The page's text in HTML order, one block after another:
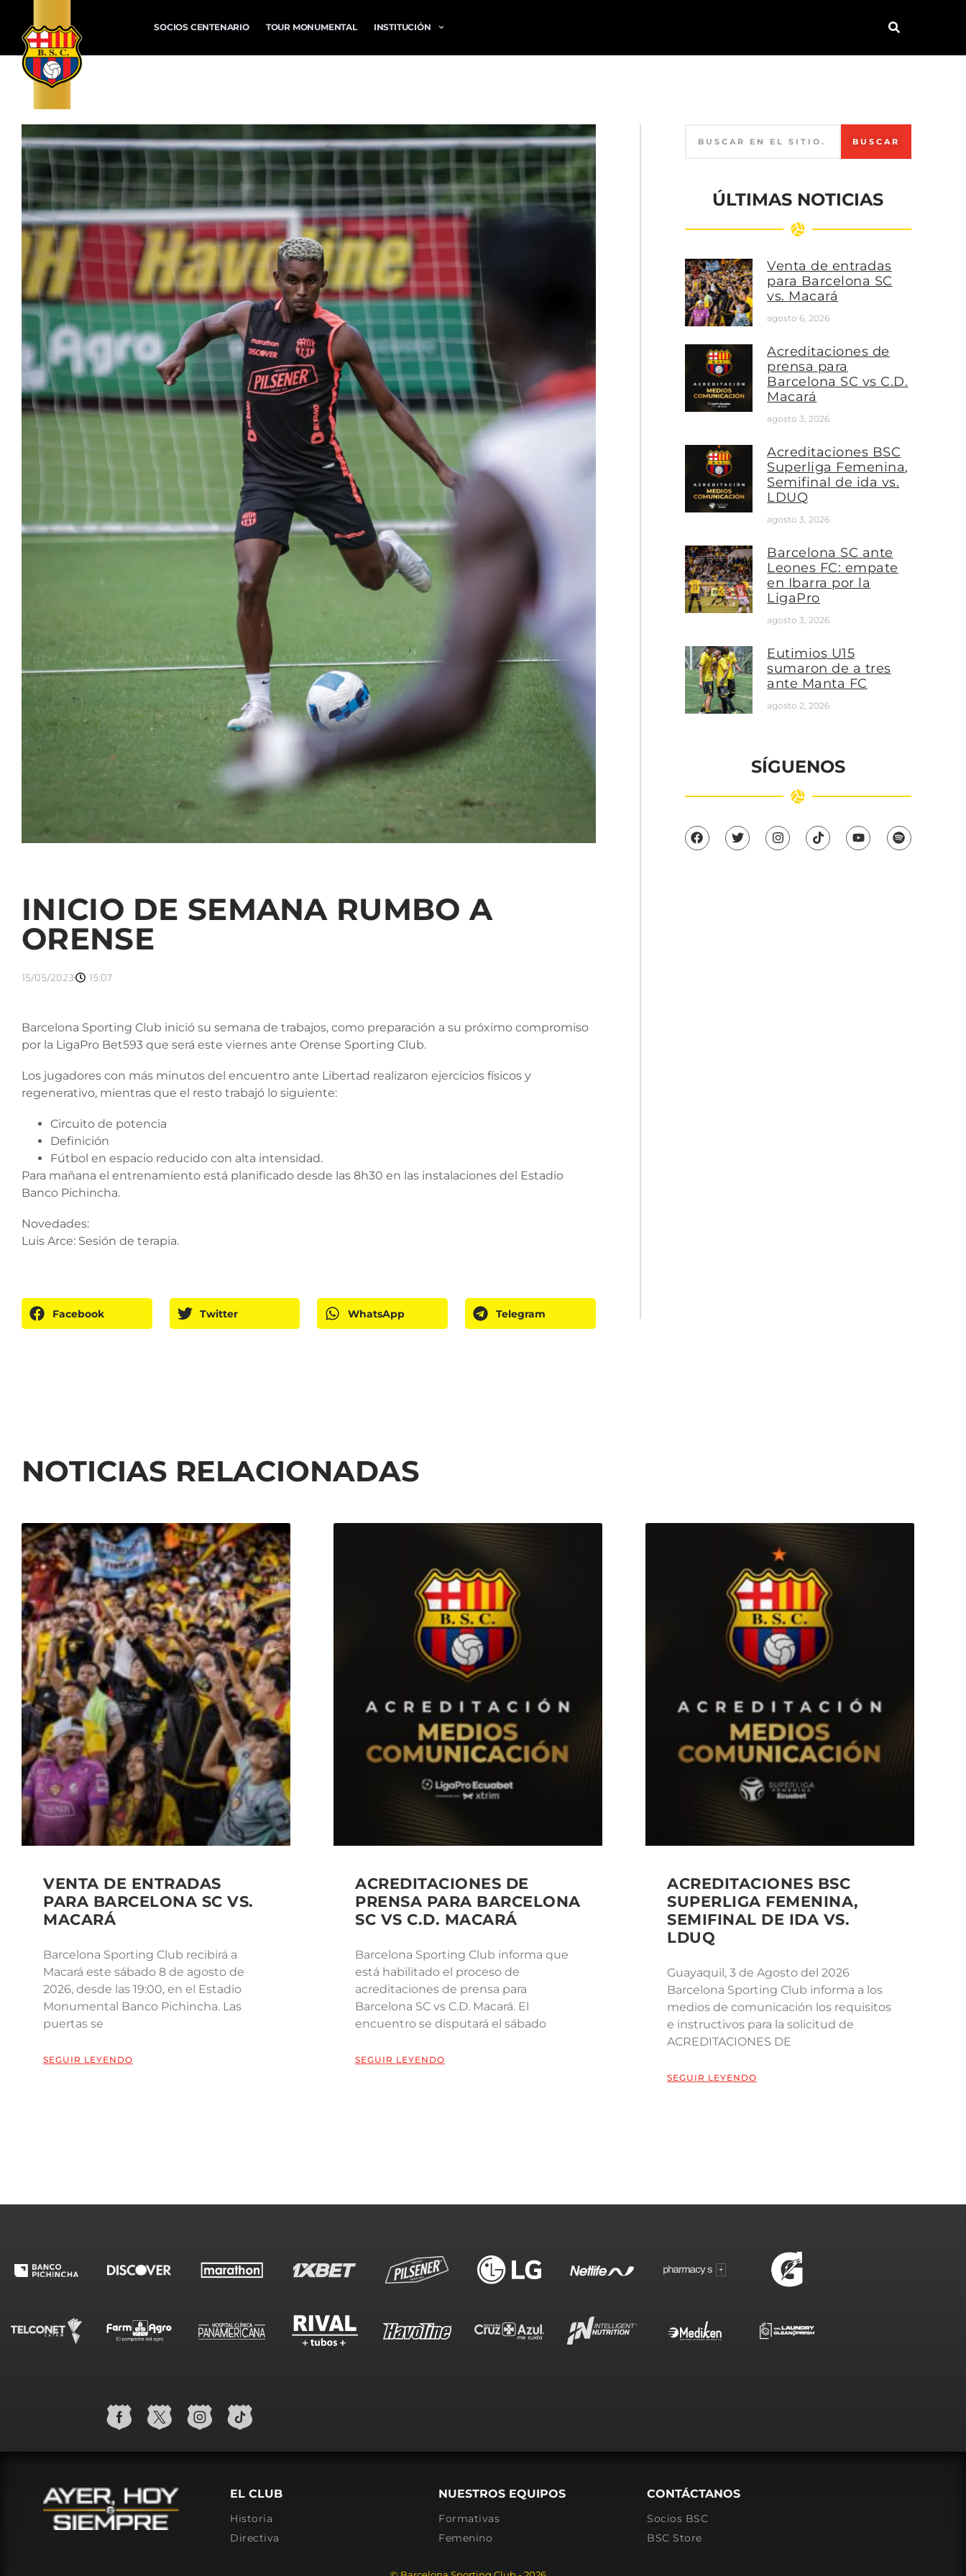
SOCIOS CENTENARIO TOUR MONUMENTAL INSTITUCIÓN
INICIO DE SEMANA RUMBO A
ORENSE
15/05/2023 15:07
Barcelona Sporting Club inició su semana de trabajos, como preparación a su próximo compromiso
por la LigaPro Bet593 que será este viernes ante Orense Sporting Club.
Los jugadores con más minutos del encuentro ante Libertad realizaron ejercicios físicos y
regenerativo, mientras que el resto trabajó lo siguiente:
Circuito de potencia
Definición
Fútbol en espacio reducido con alta intensidad.
Para mañana el entrenamiento está planificado desde las 8h30 en las instalaciones del Estadio
Banco Pichincha.
Novedades:
Luis Arce: Sesión de terapia.
Facebook Twitter WhatsApp Telegram
BUSCAR
ÚLTIMAS NOTICIAS
Venta de entradas
para Barcelona SC
vs. Macará
agosto 6, 2026
Acreditaciones de
prensa para
Barcelona SC vs C.D.
Macará
agosto 3, 2026
Acreditaciones BSC
Superliga Femenina,
Semifinal de ida vs.
LDUQ
agosto 3, 2026
Barcelona SC ante
Leones FC: empate
en Ibarra por la
LigaPro
agosto 3, 2026
Eutimios U15
sumaron de a tres
ante Manta FC
agosto 2, 2026
SÍGUENOS
NOTICIAS RELACIONADAS
VENTA DE ENTRADAS
PARA BARCELONA SC VS.
MACARÁ
Barcelona Sporting Club recibirá a
Macará este sábado 8 de agosto de
2026, desde las 19:00, en el Estadio
Monumental Banco Pichincha. Las
puertas se
SEGUIR LEYENDO
ACREDITACIONES DE
PRENSA PARA BARCELONA
SC VS C.D. MACARÁ
Barcelona Sporting Club informa que
está habilitado el proceso de
acreditaciones de prensa para
Barcelona SC vs C.D. Macará. El
encuentro se disputará el sábado
SEGUIR LEYENDO
ACREDITACIONES BSC
SUPERLIGA FEMENINA,
SEMIFINAL DE IDA VS.
LDUQ
Guayaquil, 3 de Agosto del 2026
Barcelona Sporting Club informa a los
medios de comunicación los requisitos
e instructivos para la solicitud de
ACREDITACIONES DE
SEGUIR LEYENDO
EL CLUB
Historia
Directiva
NUESTROS EQUIPOS
Formativas
Femenino
CONTÁCTANOS
Socios BSC
BSC Store